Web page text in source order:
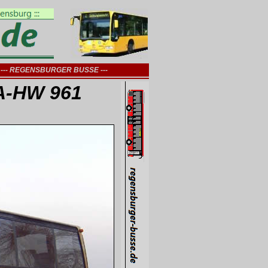
--- REGENSBURGER BUSSE ---
HW 961